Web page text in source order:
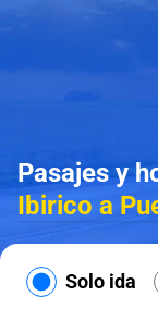
Pasajes y
Ibirico a
Solo ida